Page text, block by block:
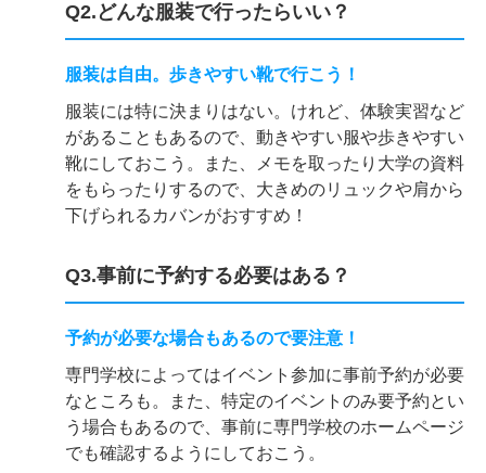
Q2.どんな服装で行ったらいい？
服装は自由。歩きやすい靴で行こう！
服装には特に決まりはない。けれど、体験実習など
があることもあるので、動きやすい服や歩きやすい
靴にしておこう。また、メモを取ったり大学の資料
をもらったりするので、大きめのリュックや肩から
下げられるカバンがおすすめ！
Q3.事前に予約する必要はある？
予約が必要な場合もあるので要注意！
専門学校によってはイベント参加に事前予約が必要
なところも。また、特定のイベントのみ要予約とい
う場合もあるので、事前に専門学校のホームページ
でも確認するようにしておこう。